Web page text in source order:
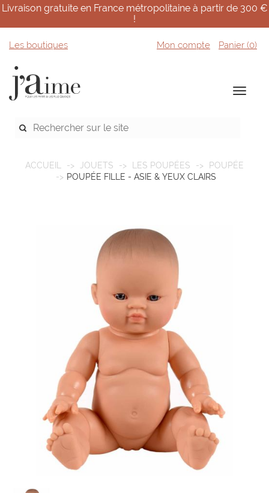
Livraison gratuite en France métropolitaine à partir de 300 €
!
Les boutiques Mon compte Panier (0)
ACCUEIL JOUETS LES POUPÉES
POUPÉE
POUPÉE FILLE - ASIE & YEUX CLAIRS